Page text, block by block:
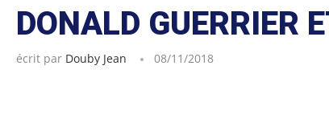
DONALD GUERRIER
écrit par Douby Jean 08/11/2018